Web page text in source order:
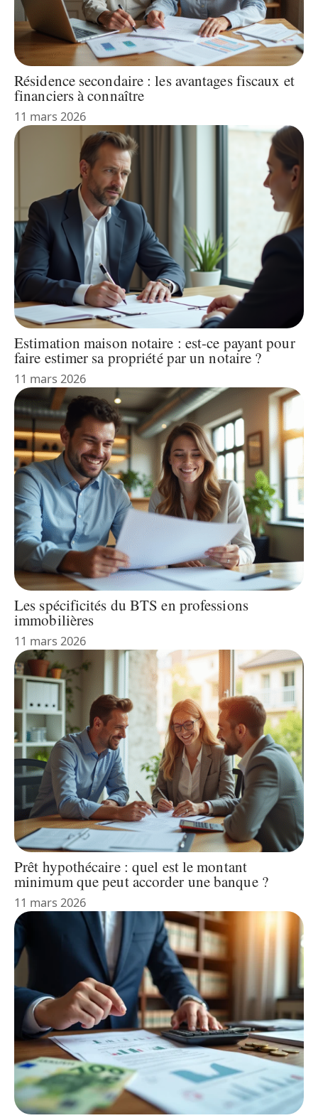
Résidence secondaire : les avantages fiscaux et
financiers à connaître
11 mars 2026
Estimation maison notaire : est-ce payant pour
faire estimer sa propriété par un notaire ?
11 mars 2026
Les spécificités du BTS en professions
immobilières
11 mars 2026
Prêt hypothécaire : quel est le montant
minimum que peut accorder une banque ?
11 mars 2026